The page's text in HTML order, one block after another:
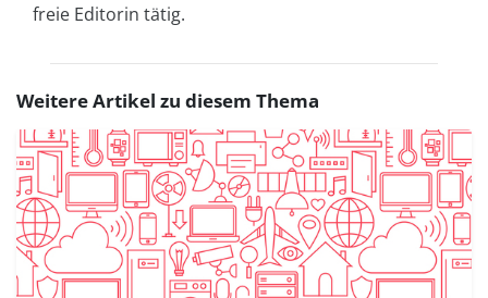
freie Editorin tätig.
Weitere Artikel zu diesem Thema